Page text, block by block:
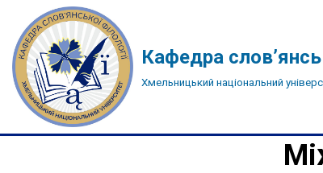
Перейти
до
вмісту
Кафедра
Хмельницький національний